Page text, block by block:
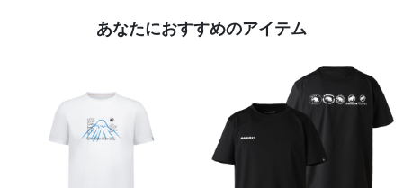
あなたにおすすめのアイテム